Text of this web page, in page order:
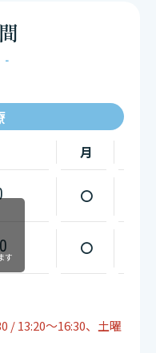
月
〇
〇
す
/ 13:20～16:30、土曜